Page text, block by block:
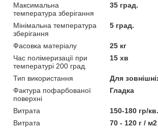
Максимальна
температура зберігання
35 град.
Мінімальна температура
зберігання
5 град.
Фасовка матеріалу
25 кг
Час полімеризації при
температурі 200 град.
15 хв
Тип використання
Для
Фактура пофарбованої
поверхні
Гладка
Витрата
150-180 гр/
Витрата
70 - 120 г / м2